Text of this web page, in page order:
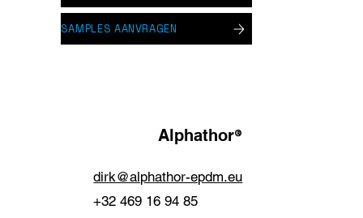
SAMPLES AANVRAGEN
Alphathor®
dirk@alphathor-epdm.eu
+32 469 16 94 85